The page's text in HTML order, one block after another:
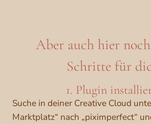
Aber auch hier
Schritte für
1. Plugin
Suche in deiner Creative Cloud
Marktplatz“ nach „piximperfect“